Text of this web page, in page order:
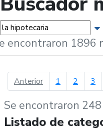
encontraron 1896
Anteriorpágina anterior
1 2 3
Se encontraron
Listado de